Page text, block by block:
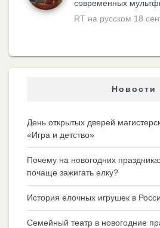
современных
RT на русском 18
Новости
День открытых дверей
«Игра и детство»
Почему на новогодних
почаще зажигать елку?
История елочных игрушек в
Семейный театр в новогодние